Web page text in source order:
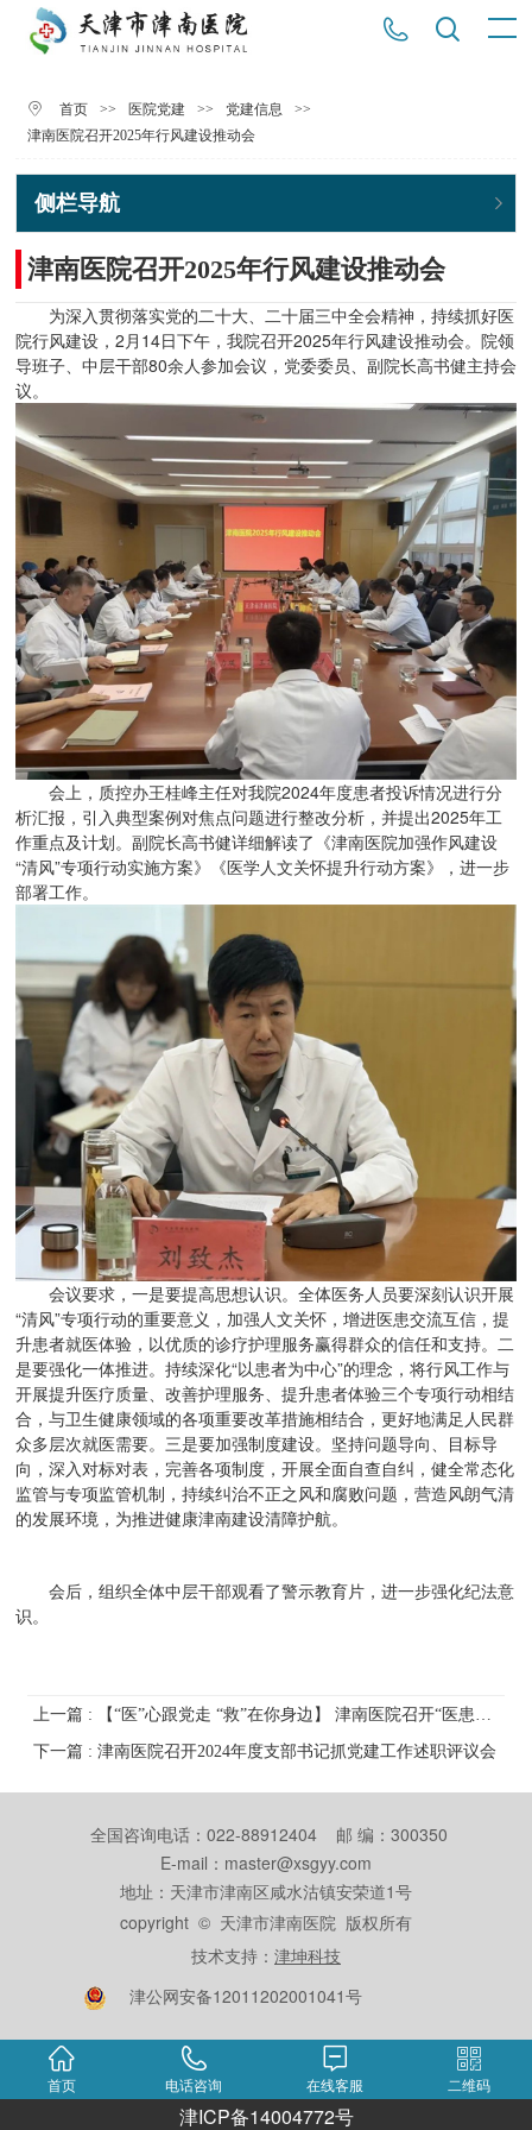
首页 >> 医院党建 >> 党建信息
>>
津南医院召开2025年行风建设推动会
侧栏导航
津南医院召开2025年行风建设推动会
为深入贯彻落实党的二十大、二十届三中全会精神，持续抓好医
院行风建设，2月14日下午，我院召开2025年行风建设推动会。院领
导班子、中层干部80余人参加会议，党委委员、副院长高书健主持会
议。
会上，质控办王桂峰主任对我院2024年度患者投诉情况进行分
析汇报，引入典型案例对焦点问题进行整改分析，并提出2025年工
作重点及计划。副院长高书健详细解读了《津南医院加强作风建设
“清风”专项行动实施方案》《医学人文关怀提升行动方案》，进一步
部署工作。
会议要求，一是要提高思想认识。全体医务人员要深刻认识开展
“清风”专项行动的重要意义，加强人文关怀，增进医患交流互信，提
升患者就医体验，以优质的诊疗护理服务赢得群众的信任和支持。二
是要强化一体推进。持续深化“以患者为中心”的理念，将行风工作与
开展提升医疗质量、改善护理服务、提升患者体验三个专项行动相结
合，与卫生健康领域的各项重要改革措施相结合，更好地满足人民群
众多层次就医需要。三是要加强制度建设。坚持问题导向、目标导
向，深入对标对表，完善各项制度，开展全面自查自纠，健全常态化
监管与专项监管机制，持续纠治不正之风和腐败问题，营造风朗气清
的发展环境，为推进健康津南建设清障护航。
会后，组织全体中层干部观看了警示教育片，进一步强化纪法意
识。
下一篇 : 津南医院召开2024年度支部书记抓党建工作述职评议会
全国咨询电话：022-88912404 邮 编：300350
E-mail：master@xsgyy.com
地址：天津市津南区咸水沽镇安荣道1号
copyright © 天津市津南医院 版权所有
技术支持： 津坤科技
津公网安备12011202001041号
首页 电话咨询 在线客服 二维码
津ICP备14004772号